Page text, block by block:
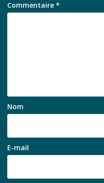
Commentaire *
Nom
E-mail